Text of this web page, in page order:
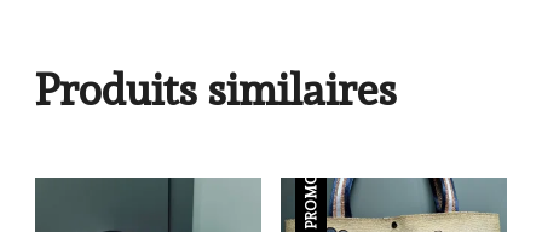
Produits similaires
PROMO !